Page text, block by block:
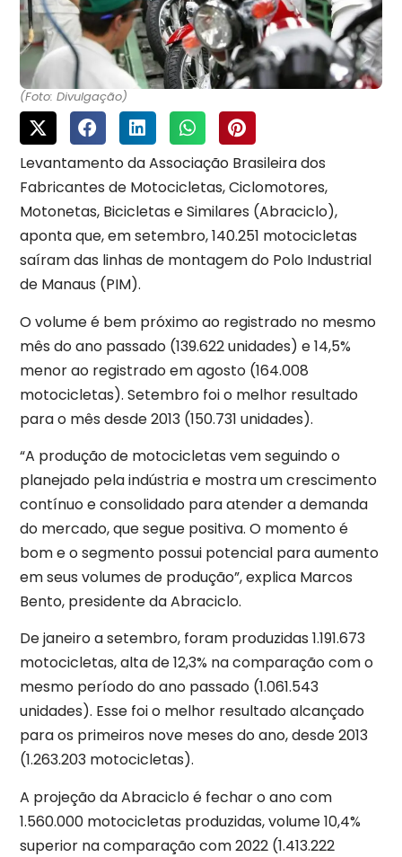
(Foto: Divulgação)
Levantamento da Associação Brasileira dos
Fabricantes de Motocicletas, Ciclomotores,
Motonetas, Bicicletas e Similares (Abraciclo),
aponta que, em setembro, 140.251 motocicletas
saíram das linhas de montagem do Polo Industrial
de Manaus (PIM).
O volume é bem próximo ao registrado no mesmo
mês do ano passado (139.622 unidades) e 14,5%
menor ao registrado em agosto (164.008
motocicletas). Setembro foi o melhor resultado
para o mês desde 2013 (150.731 unidades).
“A produção de motocicletas vem seguindo o
planejado pela indústria e mostra um crescimento
contínuo e consolidado para atender a demanda
do mercado, que segue positiva. O momento é
bom e o segmento possui potencial para aumento
em seus volumes de produção”, explica Marcos
Bento, presidente da Abraciclo.
De janeiro a setembro, foram produzidas 1.191.673
motocicletas, alta de 12,3% na comparação com o
mesmo período do ano passado (1.061.543
unidades). Esse foi o melhor resultado alcançado
para os primeiros nove meses do ano, desde 2013
(1.263.203 motocicletas).
A projeção da Abraciclo é fechar o ano com
1.560.000 motocicletas produzidas, volume 10,4%
superior na comparação com 2022 (1.413.222